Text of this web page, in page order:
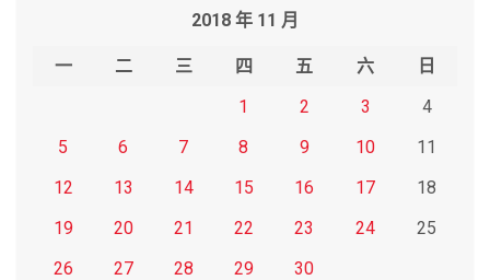
2018 年 11 月
一 二 三 四 五 六
日
1
2 3
4
5
6 7 8 9 10
11
12
13 14 15 16 17
18
19
20 21 22 23 24
25
26
27 28 29
30